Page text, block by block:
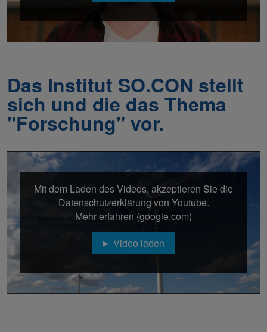
Das Institut SO.CON stellt
sich und die das Thema
"Forschung" vor.
Mit dem Laden des Videos, akzeptieren Sie die
Datenschutzerklärung von Youtube.
Mehr erfahren (google.com)
Video laden